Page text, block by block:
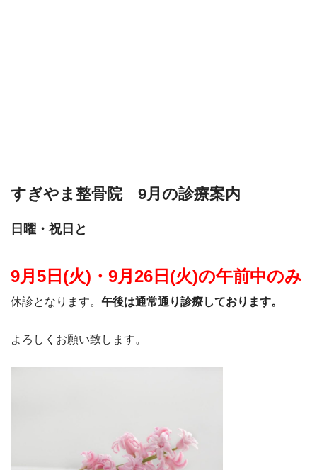
すぎやま整骨院 9月の診療案内
日曜・祝日と
9月5日(火)・9月26日(火)の午前中のみ
休診となります。 午後は通常通り診療しております。
よろしくお願い致します。